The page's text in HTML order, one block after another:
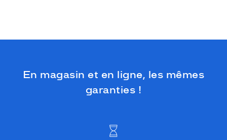
En magasin et en ligne, les mêmes
garanties !